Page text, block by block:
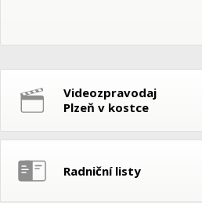
Videozpravodaj
Plzeň v kostce
Radniční listy